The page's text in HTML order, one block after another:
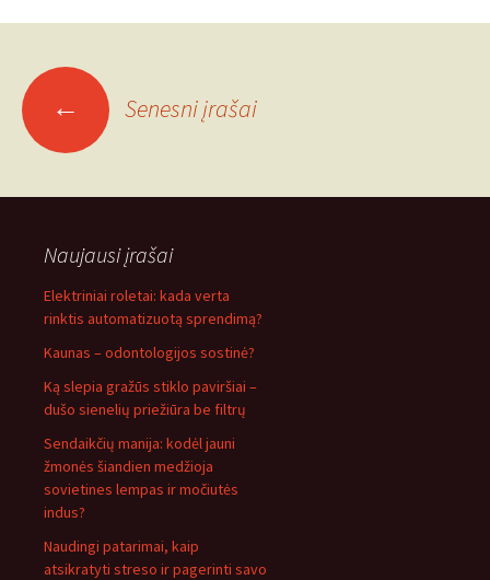
Įrašo
navigacija
← Senesni įrašai
Naujausi įrašai
Elektriniai roletai: kada verta
rinktis automatizuotą sprendimą?
Kaunas – odontologijos sostinė?
Ką slepia gražūs stiklo paviršiai –
dušo sienelių priežiūra be filtrų
Sendaikčių manija: kodėl jauni
žmonės šiandien medžioja
sovietines lempas ir močiutės
indus?
Naudingi patarimai, kaip
atsikratyti streso ir pagerinti savo